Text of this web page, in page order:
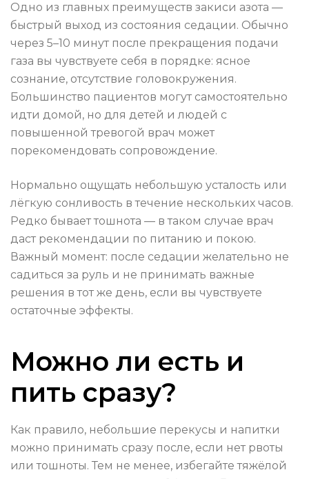
Одно из главных преимуществ закиси азота —
быстрый выход из состояния седации. Обычно
через 5–10 минут после прекращения подачи
газа вы чувствуете себя в порядке: ясное
сознание, отсутствие головокружения.
Большинство пациентов могут самостоятельно
идти домой, но для детей и людей с
повышенной тревогой врач может
порекомендовать сопровождение.
Нормально ощущать небольшую усталость или
лёгкую сонливость в течение нескольких часов.
Редко бывает тошнота — в таком случае врач
даст рекомендации по питанию и покою.
Важный момент: после седации желательно не
садиться за руль и не принимать важные
решения в тот же день, если вы чувствуете
остаточные эффекты.
Можно ли есть и
пить сразу?
Как правило, небольшие перекусы и напитки
можно принимать сразу после, если нет рвоты
или тошноты. Тем не менее, избегайте тяжёлой